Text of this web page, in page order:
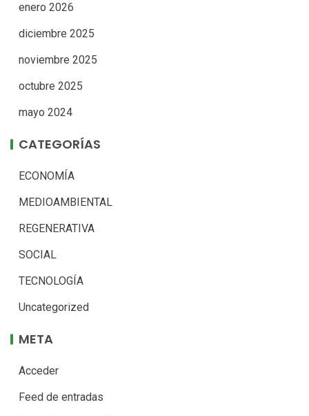
enero 2026
diciembre 2025
noviembre 2025
octubre 2025
mayo 2024
CATEGORÍAS
ECONOMÍA
MEDIOAMBIENTAL
REGENERATIVA
SOCIAL
TECNOLOGÍA
Uncategorized
META
Acceder
Feed de entradas